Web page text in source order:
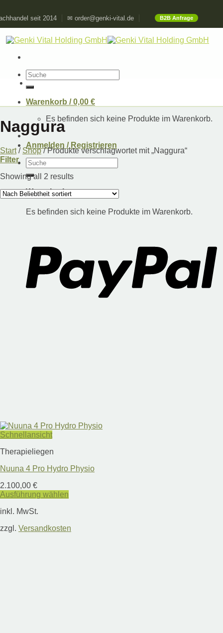
to
content
seit 2014 ✉ order@genki-vital.de B2B Anfrage
Suchen
nach:
Warenkorb /0,00 €
Es befinden sich keine Produkte im Warenkorb.
Anmelden / Registrieren
Suchen
nach:
Warenkorb
Es befinden sich keine Produkte im Warenkorb.
Naggura
Start / Shop /Produkte verschlagwortet mit „Naggura“
Filter
Showing all 2 results
Schnellansicht
Therapieliegen
Nuuna 4 Pro Hydro Physio
2.100,00 €
Ausführung wählen
Produkt
mehrere
inkl. MwSt.
zzgl. Versandkosten